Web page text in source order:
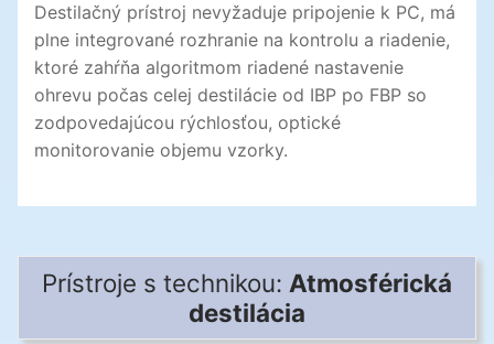
Destilačný prístroj nevyžaduje pripojenie k PC, má
plne integrované rozhranie na kontrolu a riadenie,
ktoré zahŕňa algoritmom riadené nastavenie
ohrevu počas celej destilácie od IBP po FBP so
zodpovedajúcou rýchlosťou, optické
monitorovanie objemu vzorky.
Prístroje s technikou: Atmosférická
destilácia